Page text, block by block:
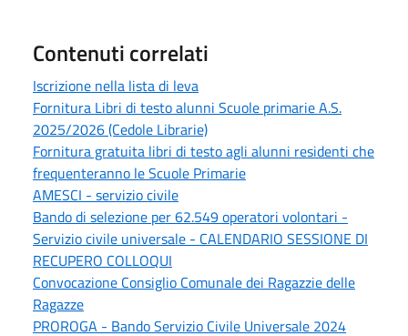
Contenuti correlati
Iscrizione nella lista di leva
Fornitura Libri di testo alunni Scuole primarie A.S.
2025/2026 (Cedole Librarie)
Fornitura gratuita libri di testo agli alunni residenti che
frequenteranno le Scuole Primarie
AMESCI - servizio civile
Bando di selezione per 62.549 operatori volontari -
Servizio civile universale - CALENDARIO SESSIONE DI
RECUPERO COLLOQUI
Convocazione Consiglio Comunale dei Ragazzie delle
Ragazze
PROROGA - Bando Servizio Civile Universale 2024